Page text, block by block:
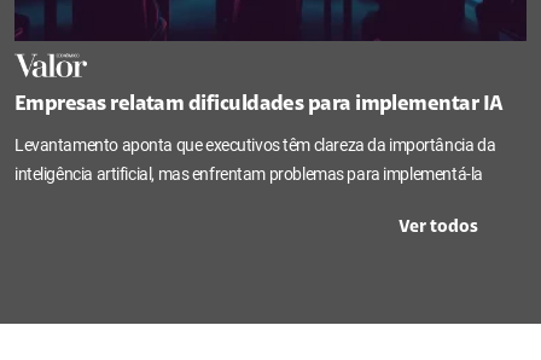
Empresas relatam dificuldades para implementar IA
Levantamento aponta que executivos têm clareza da importância da
inteligência artificial, mas enfrentam problemas para implementá-la
Ver todos